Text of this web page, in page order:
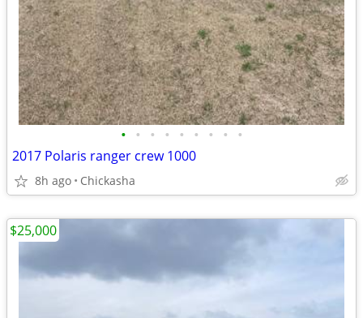
• • • • • • • • •
2017 Polaris ranger crew 1000
8h ago Chickasha
$25,000